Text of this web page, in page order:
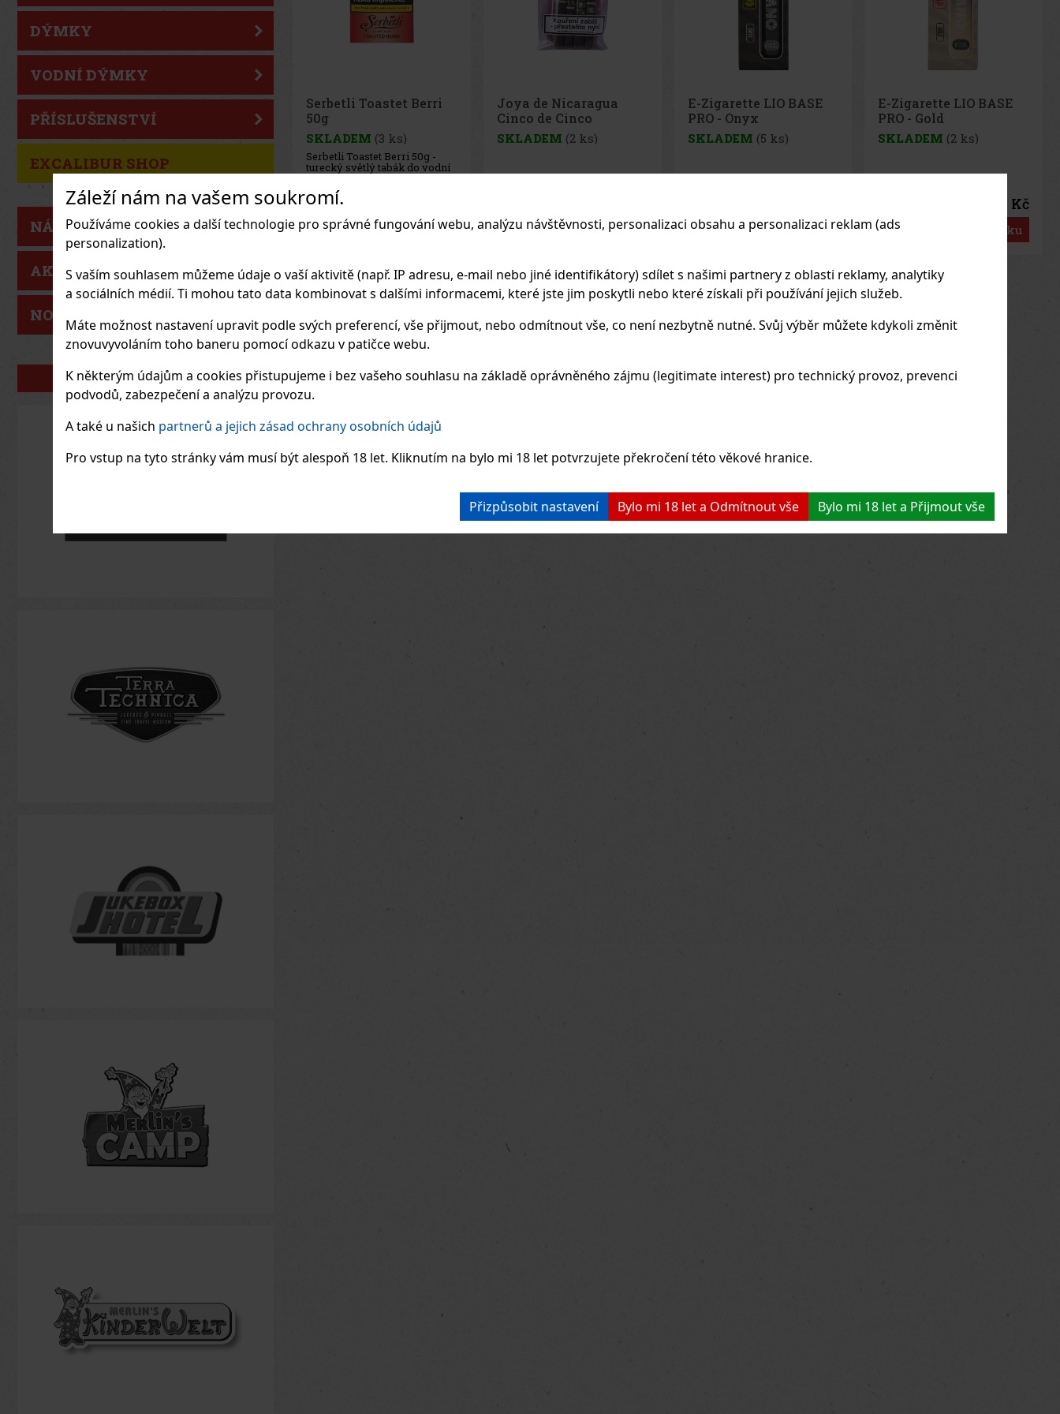
Záleží nám na vašem soukromí.
Používáme cookies a další technologie pro správné fungování webu, analýzu návštěvnosti, personalizaci obsahu a personalizaci reklam (ads
personalization).
S vaším souhlasem můžeme údaje o vaší aktivitě (např. IP adresu, e-mail nebo jiné identifikátory) sdílet s našimi partnery z oblasti reklamy, analytiky
a sociálních médií. Ti mohou tato data kombinovat s dalšími informacemi, které jste jim poskytli nebo které získali při používání jejich služeb.
Máte možnost nastavení upravit podle svých preferencí, vše přijmout, nebo odmítnout vše, co není nezbytně nutné. Svůj výběr můžete kdykoli změnit
znovuvyvoláním toho baneru pomocí odkazu v patičce webu.
K některým údajům a cookies přistupujeme i bez vašeho souhlasu na základě oprávněného zájmu (legitimate interest) pro technický provoz, prevenci
podvodů, zabezpečení a analýzu provozu.
A také u našich partnerů a jejich zásad ochrany osobních údajů
Pro vstup na tyto stránky vám musí být alespoň 18 let. Kliknutím na bylo mi 18 let potvrzujete překročení této věkové hranice.
Přizpůsobit nastavení Bylo mi 18 let a Odmítnout vše Bylo mi 18 let a Přijmout vše
DÝMKY
VODNÍ DÝMKY
PŘÍSLUŠENSTVÍ
EXCALIBUR SHOP
NÁŠ TIP
AKCE
NOVÉ ZBOŽÍ
PORTFOLIO
Joya de Nicaragua
Cinco de Cinco
Sampler - 4 ks
SKLADEM (2 ks)
930 Kč bez DPH
Do košíku
E-Zigarette LIO BASE
PRO - Onyx
SKLADEM (5 ks)
Do košíku
E-Zigarette LIO BASE
PRO - Gold
SKLADEM (2 ks)
Do košíku
Alec Bradley Prensado
Robusto 1/24
SKLADEM (> 5 ks)
198 Kč
Do košíku
PreviousNext